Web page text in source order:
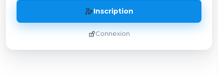
Inscription
Connexion